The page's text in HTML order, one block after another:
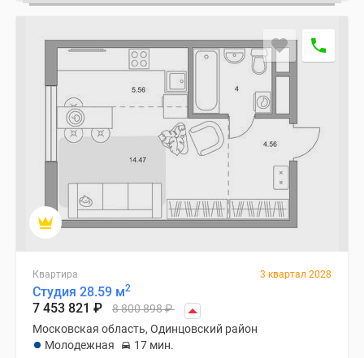
Квартира 3 квартал 2028
Студия 28.59 м2
7 453 821 ₽ 8 800 898₽
Московская область, Одинцовский район
Молодежная
17 мин.